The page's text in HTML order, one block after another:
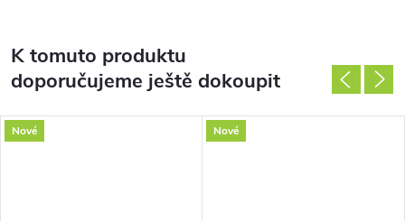
K tomuto produktu
doporučujeme ještě dokoupit
Nové Nové